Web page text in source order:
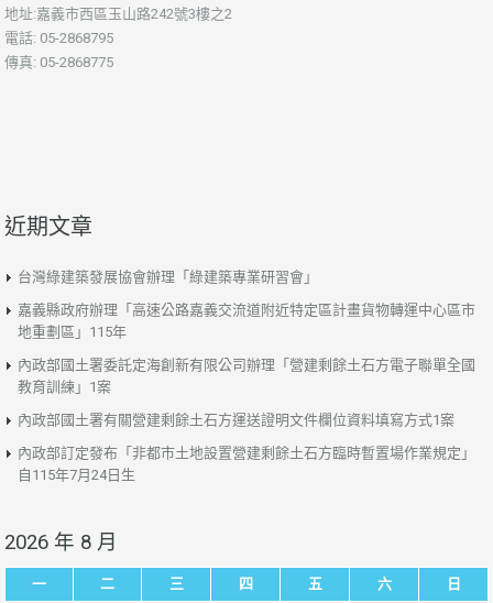
地址:嘉義市西區玉山路242號3樓之2
電話: 05-2868795
傳真: 05-2868775
近期文章
台灣綠建築發展協會辦理「綠建築專業研習會」
嘉義縣政府辦理「高速公路嘉義交流道附近特定區計畫貨物轉運中心區市
地重劃區」115年
內政部國土署委託定海創新有限公司辦理「營建剩餘土石方電子聯單全國
教育訓練」1案
內政部國土署有關營建剩餘土石方運送證明文件欄位資料填寫方式1案
內政部訂定發布「非都市土地設置營建剩餘土石方臨時暫置場作業規定」
自115年7月24日生
2026 年 8 月
一 二 三 四 五 六 日